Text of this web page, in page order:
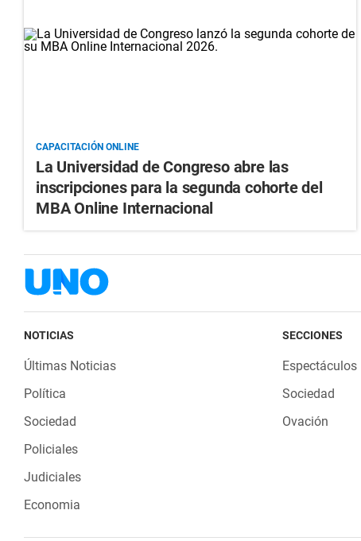
CAPACITACIÓN ONLINE
La Universidad de Congreso abre las
inscripciones para la segunda cohorte del
MBA Online Internacional
NOTICIAS
Últimas Noticias
Política
Sociedad
Policiales
Judiciales
Economia
SECCIONES
Espectáculos
Sociedad
Ovación